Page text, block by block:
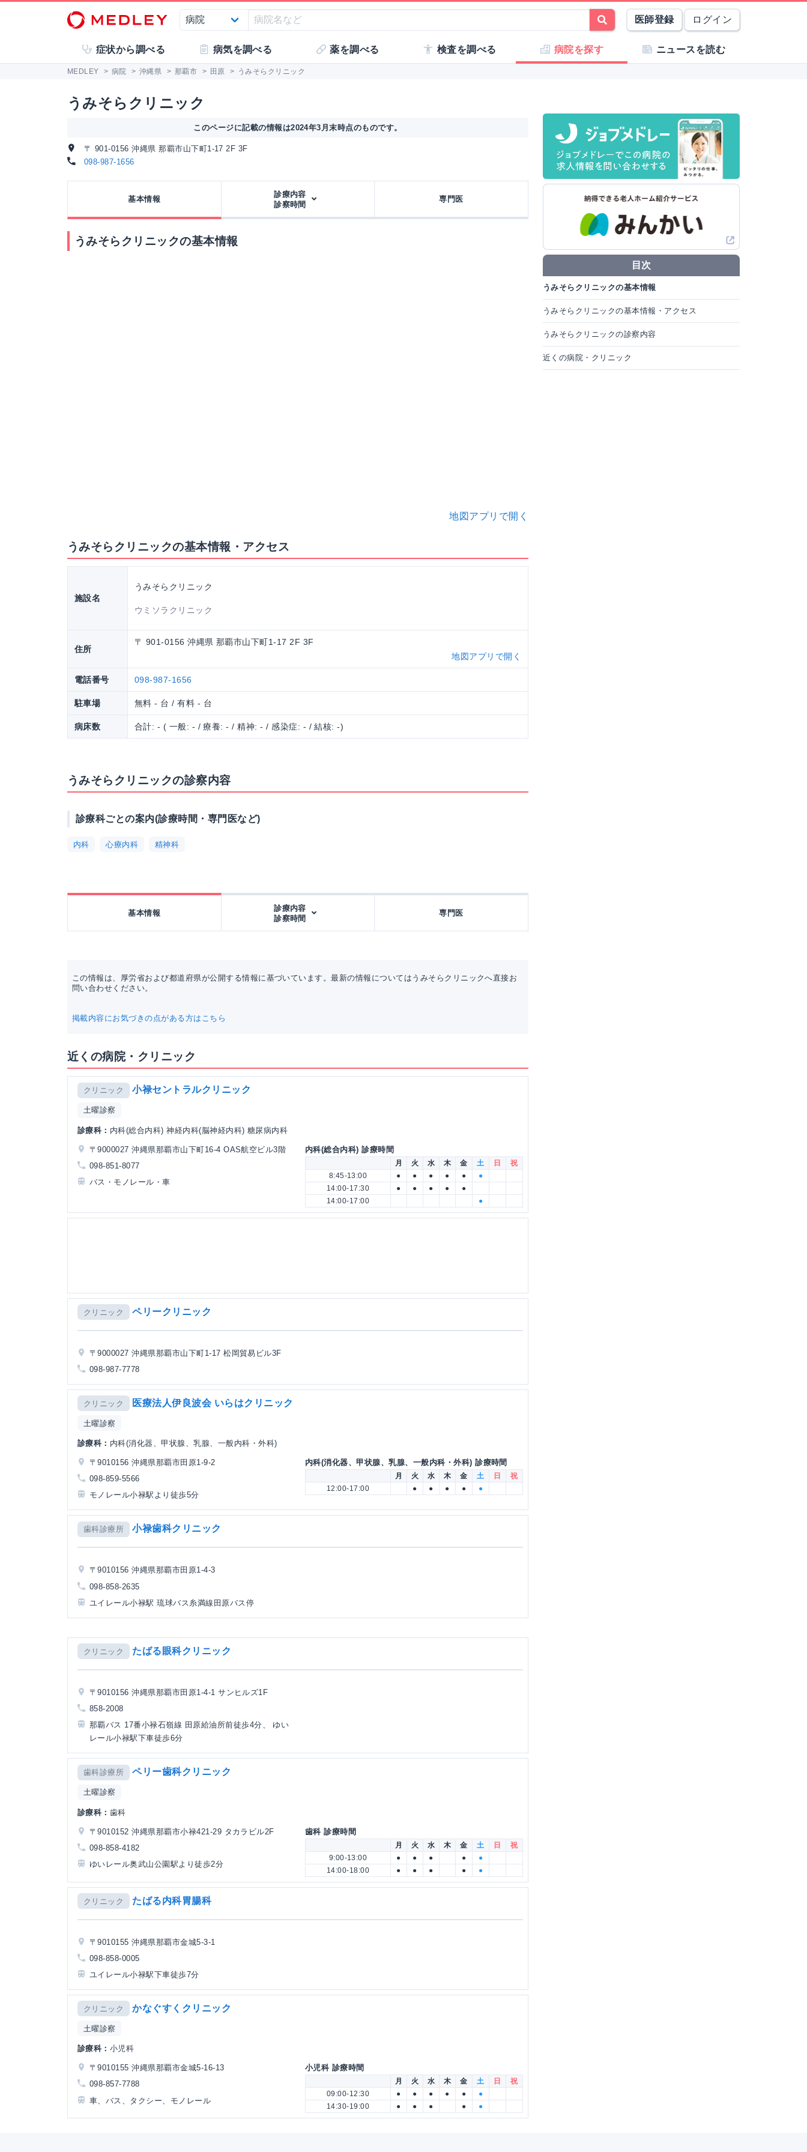
医師登録 ログイン
症状から調べる 病気を調べる 薬を調べる 検査を調べる 病院を探す ニュースを読む
MEDLEY > 病院 > 沖縄県 > 那覇市 > 田原 > うみそらクリニック
うみそらクリニック
このページに記載の情報は2024年3月末時点のものです。
〒 901-0156 沖縄県 那覇市山下町1-17 2F 3F
098-987-1656
基本情報
診療内容
診察時間
専門医
うみそらクリニックの基本情報
地図アプリで開く
うみそらクリニックの基本情報・アクセス
施設名
うみそらクリニック
ウミソラクリニック
住所
〒 901-0156 沖縄県 那覇市山下町1-17 2F 3F
地図アプリで開く
電話番号 098-987-1656
駐車場 無料 - 台 / 有料 - 台
病床数 合計: - ( 一般: - / 療養: - / 精神: - / 感染症: - / 結核: -)
うみそらクリニックの診察内容
診療科ごとの案内(診療時間・専門医など)
内科 心療内科 精神科
基本情報
診療内容
診察時間
専門医
この情報は、厚労省および都道府県が公開する情報に基づいています。最新の情報についてはうみそらクリニックへ直接お
問い合わせください。
掲載内容にお気づきの点がある方はこちら
近くの病院・クリニック
クリニック 小禄セントラルクリニック
土曜診察
診療科： 内科(総合内科) 神経内科(脳神経内科) 糖尿病内科
〒9000027 沖縄県那覇市山下町16-4 OAS航空ビル3階
098-851-8077
バス・モノレール・車
内科(総合内科) 診療時間
月 火 水 木 金 土 日
祝
8:45-13:00
● ● ● ● ●
●
14:00-17:30
● ● ● ●
●
14:00-17:00
●
クリニック ペリークリニック
〒9000027 沖縄県那覇市山下町1-17 松岡貿易ビル3F
098-987-7778
クリニック 医療法人伊良波会 いらはクリニック
土曜診察
診療科： 内科(消化器、甲状腺、乳腺、一般内科・外科)
〒9010156 沖縄県那覇市田原1-9-2
098-859-5566
モノレール小禄駅より徒歩5分
内科(消化器、甲状腺、乳腺、一般内科・外科) 診療時間
月 火 水 木 金 土 日
祝
12:00-17:00
● ● ● ● ●
歯科診療所 小禄歯科クリニック
〒9010156 沖縄県那覇市田原1-4-3
098-858-2635
ユイレール小禄駅 琉球バス糸満線田原バス停
クリニック たばる眼科クリニック
〒9010156 沖縄県那覇市田原1-4-1 サンヒルズ1F
858-2008
那覇バス 17番小禄石嶺線 田原給油所前徒歩4分、 ゆい
レール小禄駅下車徒歩6分
歯科診療所 ペリー歯科クリニック
土曜診察
診療科： 歯科
〒9010152 沖縄県那覇市小禄421-29 タカラビル2F
098-858-4182
ゆいレール奥武山公園駅より徒歩2分
歯科 診療時間
月 火 水 木 金 土 日
祝
9:00-13:00
● ● ● ●
●
14:00-18:00
● ● ● ● ●
クリニック たばる内科胃腸科
〒9010155 沖縄県那覇市金城5-3-1
098-858-0005
ユイレール小禄駅下車徒歩7分
クリニック かなぐすくクリニック
土曜診察
診療科： 小児科
〒9010155 沖縄県那覇市金城5-16-13
098-857-7788
車、バス、タクシー、モノレール
小児科 診療時間
月 火 水 木 金 土 日
祝
09:00-12:30
● ● ● ● ●
●
14:30-19:00
● ● ● ● ●
目次
うみそらクリニックの基本情報
うみそらクリニックの基本情報・アクセス
うみそらクリニックの診察内容
近くの病院・クリニック